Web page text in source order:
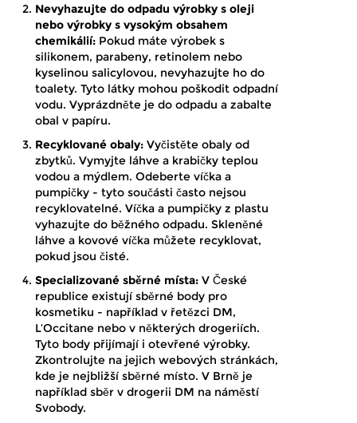
Nevyhazujte do odpadu výrobky s oleji
nebo výrobky s vysokým obsahem
chemikálií: Pokud máte výrobek s
silikonem, parabeny, retinolem nebo
kyselinou salicylovou, nevyhazujte ho do
toalety. Tyto látky mohou poškodit odpadní
vodu. Vyprázdněte je do odpadu a zabalte
obal v papíru.
Recyklované obaly: Vyčistěte obaly od
zbytků. Vymyjte láhve a krabičky teplou
vodou a mýdlem. Odeberte víčka a
pumpičky - tyto součásti často nejsou
recyklovatelné. Víčka a pumpičky z plastu
vyhazujte do běžného odpadu. Skleněné
láhve a kovové víčka můžete recyklovat,
pokud jsou čisté.
Specializované sběrné místa: V České
republice existují sběrné body pro
kosmetiku - například v řetězci DM,
L’Occitane nebo v některých drogeriích.
Tyto body přijímají i otevřené výrobky.
Zkontrolujte na jejich webových stránkách,
kde je nejbližší sběrné místo. V Brně je
například sběr v drogerii DM na náměstí
Svobody.